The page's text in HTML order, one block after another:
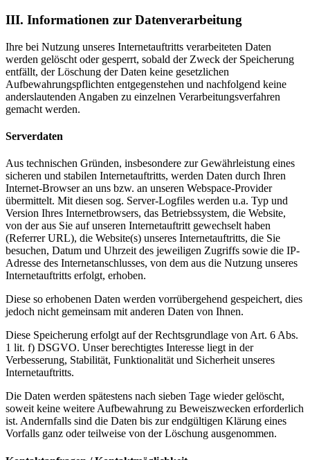
III. Informationen zur Datenverarbeitung
Ihre bei Nutzung unseres Internetauftritts verarbeiteten Daten
werden gelöscht oder gesperrt, sobald der Zweck der Speicherung
entfällt, der Löschung der Daten keine gesetzlichen
Aufbewahrungspflichten entgegenstehen und nachfolgend keine
anderslautenden Angaben zu einzelnen Verarbeitungsverfahren
gemacht werden.
Serverdaten
Aus technischen Gründen, insbesondere zur Gewährleistung eines
sicheren und stabilen Internetauftritts, werden Daten durch Ihren
Internet-Browser an uns bzw. an unseren Webspace-Provider
übermittelt. Mit diesen sog. Server-Logfiles werden u.a. Typ und
Version Ihres Internetbrowsers, das Betriebssystem, die Website,
von der aus Sie auf unseren Internetauftritt gewechselt haben
(Referrer URL), die Website(s) unseres Internetauftritts, die Sie
besuchen, Datum und Uhrzeit des jeweiligen Zugriffs sowie die IP-
Adresse des Internetanschlusses, von dem aus die Nutzung unseres
Internetauftritts erfolgt, erhoben.
Diese so erhobenen Daten werden vorrübergehend gespeichert, dies
jedoch nicht gemeinsam mit anderen Daten von Ihnen.
Diese Speicherung erfolgt auf der Rechtsgrundlage von Art. 6 Abs.
1 lit. f) DSGVO. Unser berechtigtes Interesse liegt in der
Verbesserung, Stabilität, Funktionalität und Sicherheit unseres
Internetauftritts.
Die Daten werden spätestens nach sieben Tage wieder gelöscht,
soweit keine weitere Aufbewahrung zu Beweiszwecken erforderlich
ist. Andernfalls sind die Daten bis zur endgültigen Klärung eines
Vorfalls ganz oder teilweise von der Löschung ausgenommen.